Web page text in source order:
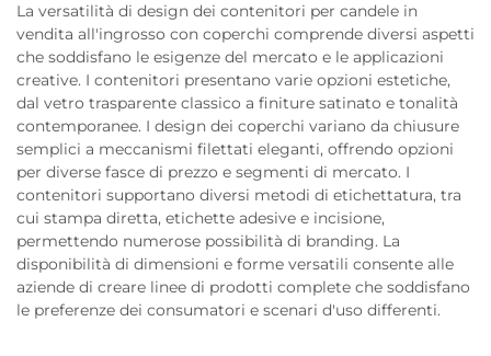
La versatilità di design dei contenitori per candele in
vendita all'ingrosso con coperchi comprende diversi aspetti
che soddisfano le esigenze del mercato e le applicazioni
creative. I contenitori presentano varie opzioni estetiche,
dal vetro trasparente classico a finiture satinato e tonalità
contemporanee. I design dei coperchi variano da chiusure
semplici a meccanismi filettati eleganti, offrendo opzioni
per diverse fasce di prezzo e segmenti di mercato. I
contenitori supportano diversi metodi di etichettatura, tra
cui stampa diretta, etichette adesive e incisione,
permettendo numerose possibilità di branding. La
disponibilità di dimensioni e forme versatili consente alle
aziende di creare linee di prodotti complete che soddisfano
le preferenze dei consumatori e scenari d'uso differenti.